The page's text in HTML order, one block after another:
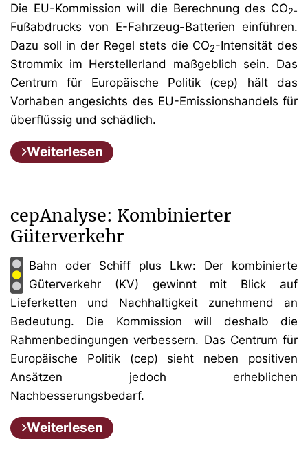
Die EU-Kommission will die Berechnung des CO2-
Fußabdrucks von E-Fahrzeug-Batterien einführen.
Dazu soll in der Regel stets die CO2-Intensität des
Strommix im Herstellerland maßgeblich sein. Das
Centrum für Europäische Politik (cep) hält das
Vorhaben angesichts des EU-Emissionshandels für
überflüssig und schädlich.
Weiterlesen
cepAnalyse: Kombinierter
Güterverkehr
Bahn oder Schiff plus Lkw: Der kombinierte
Güterverkehr (KV) gewinnt mit Blick auf
Lieferketten und Nachhaltigkeit zunehmend an
Bedeutung. Die Kommission will deshalb die
Rahmenbedingungen verbessern. Das Centrum für
Europäische Politik (cep) sieht neben positiven
Ansätzen jedoch erheblichen
Nachbesserungsbedarf.
Weiterlesen